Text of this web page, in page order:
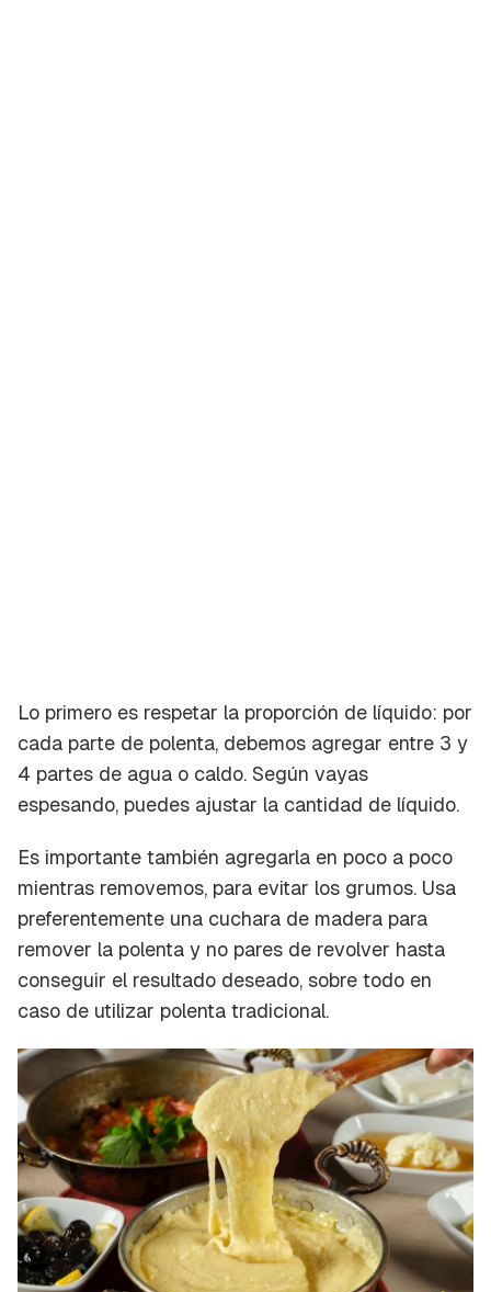
Lo primero es respetar la proporción de líquido: por
cada parte de polenta, debemos agregar entre 3 y
4 partes de agua o caldo. Según vayas
espesando, puedes ajustar la cantidad de líquido.
Es importante también agregarla en poco a poco
mientras removemos, para evitar los grumos. Usa
preferentemente una cuchara de madera para
remover la polenta y no pares de revolver hasta
conseguir el resultado deseado, sobre todo en
caso de utilizar polenta tradicional.